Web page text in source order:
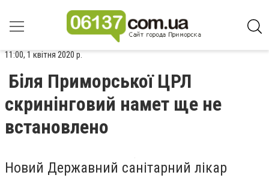
11:00, 1 квітня 2020 р.
Біля Приморської ЦРЛ
скринінговий намет ще не
встановлено
Новий Державний санітарний лікар